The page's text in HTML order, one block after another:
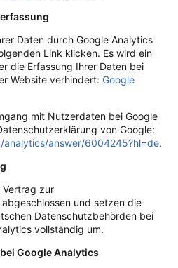
Daten durch Google Analytics
Link klicken. Es wird ein
die Erfassung Ihrer Daten bei
Website verhindert: Google
mit Nutzerdaten bei Google
von Google:
answer/6004245?hl=de.
Vertrag zur
und setzen die
Datenschutzbehörden bei
vollständig um.
Google Analytics